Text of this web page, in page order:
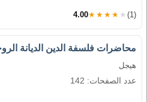
4.00★★★★★ (1)
محاضرات فلسفة الدين الديانة
هيجل
عدد الصفحات: 142